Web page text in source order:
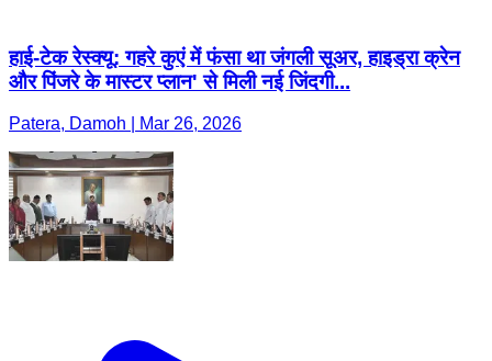
हाई-टेक रेस्क्यू: गहरे कुएं में फंसा था जंगली सूअर, हाइड्रा क्रेन
और पिंजरे के मास्टर प्लान' से मिली नई जिंदगी...
Patera, Damoh | Mar 26, 2026